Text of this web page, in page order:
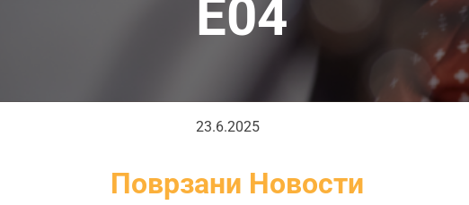
E04
23.6.2025
Поврзани Новости